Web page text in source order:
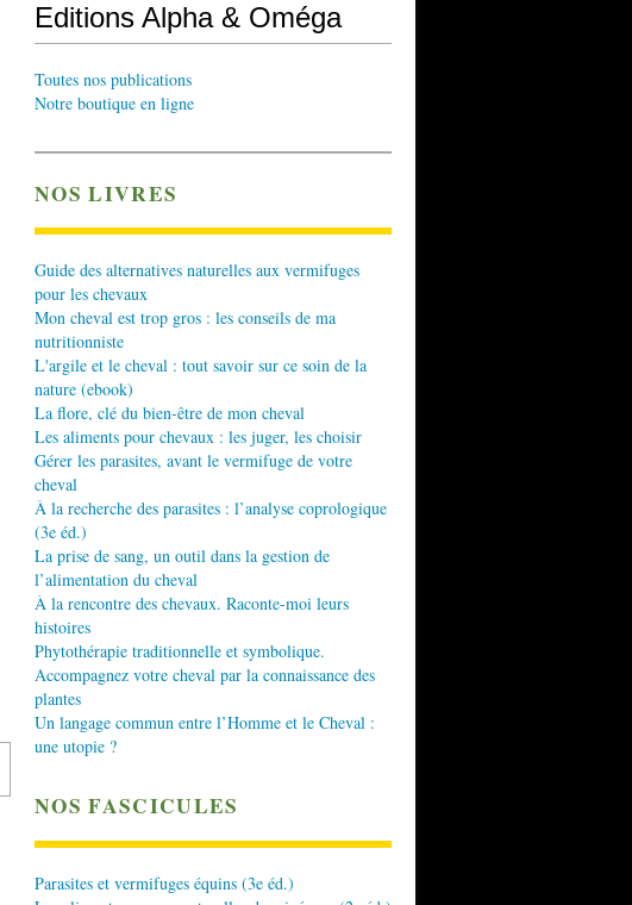
Editions Alpha & Oméga
Toutes nos publications
Notre boutique en ligne
NOS LIVRES
Guide des alternatives naturelles aux vermifuges
pour les chevaux
Mon cheval est trop gros : les conseils de ma
nutritionniste
L'argile et le cheval : tout savoir sur ce soin de la
nature (ebook)
La flore, clé du bien-être de mon cheval
Les aliments pour chevaux : les juger, les choisir
Gérer les parasites, avant le vermifuge de votre
cheval
À la recherche des parasites : l’analyse coprologique
(3e éd.)
La prise de sang, un outil dans la gestion de
l’alimentation du cheval
À la rencontre des chevaux. Raconte-moi leurs
histoires
Phytothérapie traditionnelle et symbolique.
Accompagnez votre cheval par la connaissance des
plantes
Un langage commun entre l’Homme et le Cheval :
une utopie ?
NOS FASCICULES
Parasites et vermifuges équins (3e éd.)